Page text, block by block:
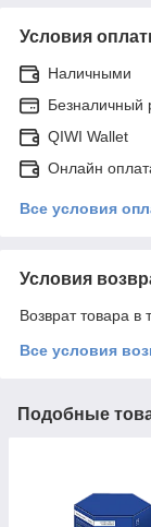
Условия
Наличными
Безналичный
QIWI Wallet
Онлайн
Все условия
Условия
Возврат товара в
Все условия
Подобные